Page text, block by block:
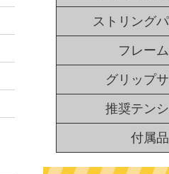
ストリング
フレー
グリップ
推奨テン
付属品